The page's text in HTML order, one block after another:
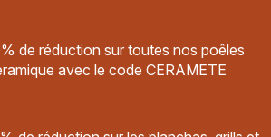
de réduction sur toutes nos poêles
avec le code CERAMETE